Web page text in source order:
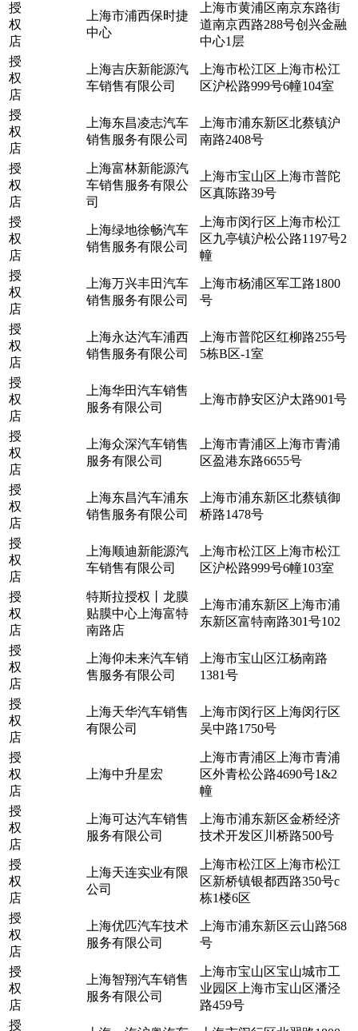
授
权
店
上海市浦西保时捷
中心
上海市黄浦区南京东路街
道南京西路288号创兴金融
中心1层
授
权
店
上海吉庆新能源汽
车销售有限公司
上海市松江区上海市松江
区沪松路999号6幢104室
授
权
店
上海东昌凌志汽车
销售服务有限公司
上海市浦东新区北蔡镇沪
南路2408号
授
权
店
上海富林新能源汽
车销售服务有限公
司
上海市宝山区上海市普陀
区真陈路39号
授
权
店
上海绿地徐畅汽车
销售服务有限公司
上海市闵行区上海市松江
区九亭镇沪松公路1197号2
幢
授
权
店
上海万兴丰田汽车
销售服务有限公司
上海市杨浦区军工路1800
号
授
权
店
上海永达汽车浦西
销售服务有限公司
上海市普陀区红柳路255号
5栋B区-1室
授
权
店
上海华田汽车销售
服务有限公司
上海市静安区沪太路901号
授
权
店
上海众深汽车销售
服务有限公司
上海市青浦区上海市青浦
区盈港东路6655号
授
权
店
上海东昌汽车浦东
销售服务有限公司
上海市浦东新区北蔡镇御
桥路1478号
授
权
店
上海顺迪新能源汽
车销售有限公司
上海市松江区上海市松江
区沪松路999号6幢103室
授
权
店
特斯拉授权丨龙膜
贴膜中心上海富特
南路店
上海市浦东新区上海市浦
东新区富特南路301号102
授
权
店
上海仰未来汽车销
售服务有限公司
上海市宝山区江杨南路
1381号
授
权
店
上海天华汽车销售
有限公司
上海市闵行区上海闵行区
吴中路1750号
授
权
店
上海中升星宏
上海市青浦区上海市青浦
区外青松公路4690号1&2
幢
授
权
店
上海可达汽车销售
服务有限公司
上海市浦东新区金桥经济
技术开发区川桥路500号
授
权
店
上海天连实业有限
公司
上海市松江区上海市松江
区新桥镇银都西路350号c
栋1楼6区
授
权
店
上海优匹汽车技术
服务有限公司
上海市浦东新区云山路568
号
授
权
店
上海智翔汽车销售
服务有限公司
上海市宝山区宝山城市工
业园区上海市宝山区潘泾
路459号
授